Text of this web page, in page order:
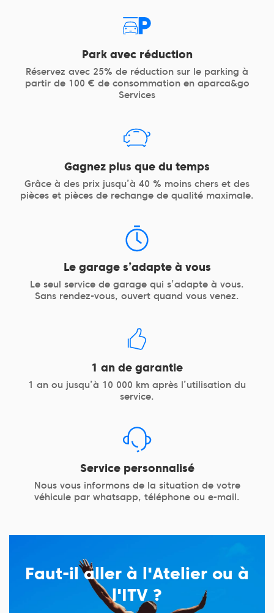
Park avec réduction
Réservez avec 25% de réduction sur le parking à
partir de 100 € de consommation en aparca&go
Services
Gagnez plus que du temps
Grâce à des prix jusqu’à 40 % moins chers et des
pièces et pièces de rechange de qualité maximale.
Le garage s’adapte à vous
Le seul service de garage qui s’adapte à vous.
Sans rendez-vous, ouvert quand vous venez.
1 an de garantie
1 an ou jusqu’à 10 000 km après l’utilisation du
service.
Service personnalisé
Nous vous informons de la situation de votre
véhicule par whatsapp, téléphone ou e-mail.
Faut-il aller à l'Atelier ou à
l'ITV ?